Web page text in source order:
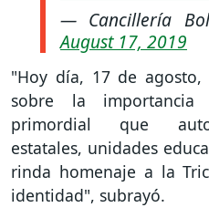
— Cancillería
August 17, 2019
"Hoy día, 17 de
sobre la
primordial que
estatales, unidades
rinda homenaje a la
identidad", subrayó.